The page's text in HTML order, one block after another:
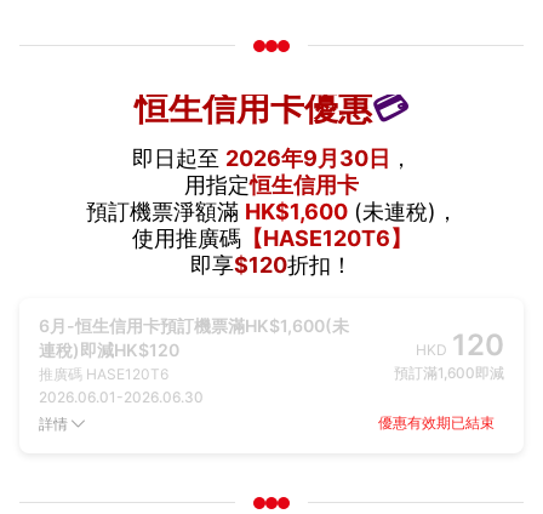
恒生信用卡優惠💳
即日起至 2026年9月30日 ，
用指定恒生信用卡
預訂機票淨額滿 HK$1,600(未連稅)，
使用推廣碼【HASE120T6】
即享$120折扣！
6月-恒生信用卡預訂機票滿HK$1,600(未
連稅)即減HK$120
推廣碼 HASE120T6
2026.06.01 -2026.06.30
HKD 120
預訂滿1,600即減
詳情 優惠有效期已結束